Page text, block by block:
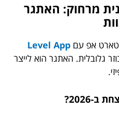
מרחוק: האתגר
Level App
גלובלית. האתגר הוא לייצר
2026?